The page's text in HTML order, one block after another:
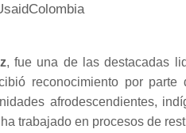
, fue una de las destacadas
reconocimiento por
afrodescendientes,
trabajado en procesos de